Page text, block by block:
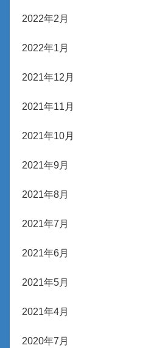
2022年2月
2022年1月
2021年12月
2021年11月
2021年10月
2021年9月
2021年8月
2021年7月
2021年6月
2021年5月
2021年4月
2020年7月